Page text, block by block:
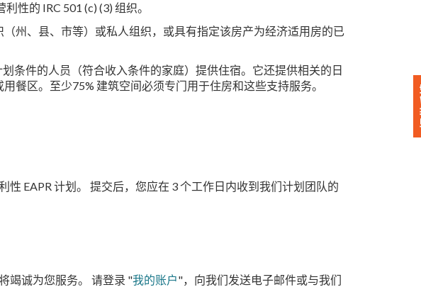
性的 IRC 501 (c) (3) 组织。
州、县、市等）或私人组织，或具有指定该房产为经济适用房的已
条件的人员（符合收入条件的家庭）提供住宿。它还提供相关的日
餐区。至少75% 建筑空间必须专门用于住房和这些支持服务。
性 EAPR 计划。 提交后，您应在 3 个工作日内收到我们计划团队的
竭诚为您服务。 请登录 "我的账户"，向我们发送电子邮件或与我们